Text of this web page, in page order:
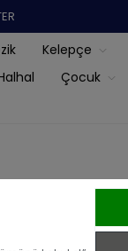
Kelepçe
Çocuk